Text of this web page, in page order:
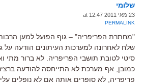
שלומי
23 מאי 2011 at 12:47
PERMALINK
"מחתרת הפריפריה" – גוף הפועל למען
סיטי לטובת תושבי הפריפריה. לא ברור מתי
כמובן, אף מערכת לא התייחסה להודעה
פריפריה, לא סופרים אותה אם לא נופלים